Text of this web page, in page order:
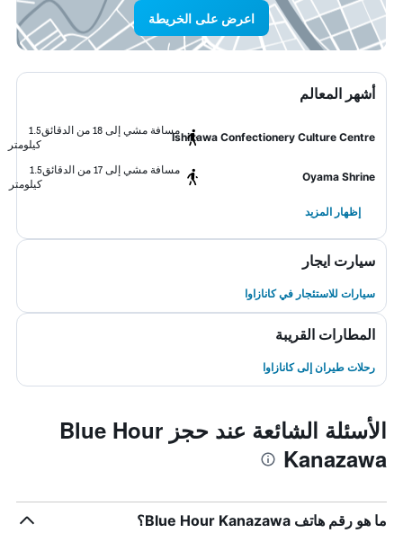
اعرض على الخريطة
أشهر المعالم
Ishikawa Confectionery Culture Centre
مسافة مشي إلى 18 من الدقائق
1.5
كيلومتر
Oyama Shrine
مسافة مشي إلى 17 من الدقائق
1.5
كيلومتر
إظهار المزيد
سيارت ايجار
سيارات للاستئجار في كانازاوا
المطارات القريبة
رحلات طيران إلى كانازاوا
الأسئلة الشائعة عند حجز Blue Hour
Kanazawa
ما هو رقم هاتف Blue Hour Kanazawa؟